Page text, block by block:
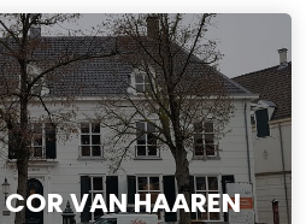
VAN HAAREN